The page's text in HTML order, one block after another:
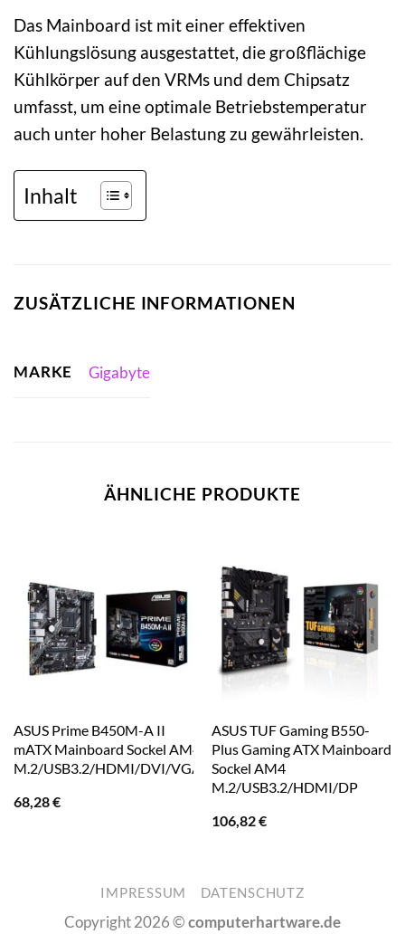
Das Mainboard ist mit einer effektiven
Kühlungslösung ausgestattet, die großflächige
Kühlkörper auf den VRMs und dem Chipsatz
umfasst, um eine optimale Betriebstemperatur
auch unter hoher Belastung zu gewährleisten.
Inhalt
ZUSÄTZLICHE INFORMATIONEN
MARKE Gigabyte
ÄHNLICHE PRODUKTE
ASUS Prime B450M-A II
mATX Mainboard Sockel AM4
M.2/USB3.2/HDMI/DVI/VGA
68,28€
ASUS TUF Gaming B550-
Plus Gaming ATX Mainboard
Sockel AM4
M.2/USB3.2/HDMI/DP
106,82€
IMPRESSUM DATENSCHUTZ
Copyright 2026 ©computerhartware.de